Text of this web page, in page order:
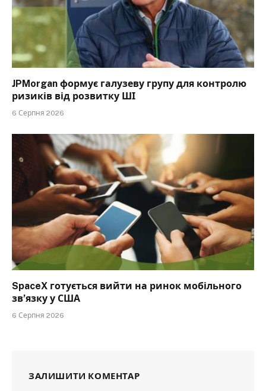
JPMorgan формує галузеву групу для контролю
ризиків від розвитку ШІ
6 Серпня 2026
SpaceX готується вийти на ринок мобільного
зв’язку у США
6 Серпня 2026
ЗАЛИШИТИ КОМЕНТАР